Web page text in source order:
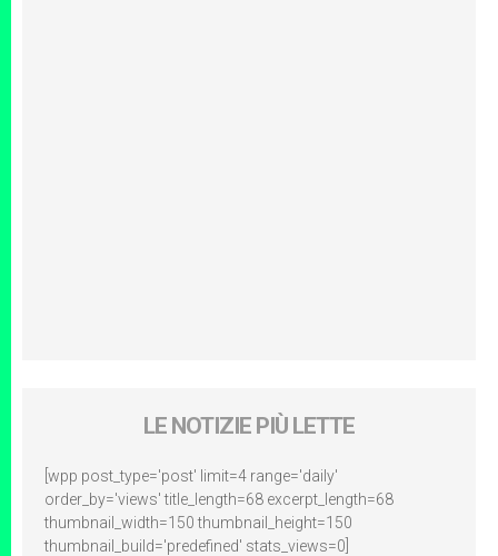
LE NOTIZIE PIÙ LETTE
[wpp post_type='post' limit=4 range='daily'
order_by='views' title_length=68 excerpt_length=68
thumbnail_width=150 thumbnail_height=150
thumbnail_build='predefined' stats_views=0]